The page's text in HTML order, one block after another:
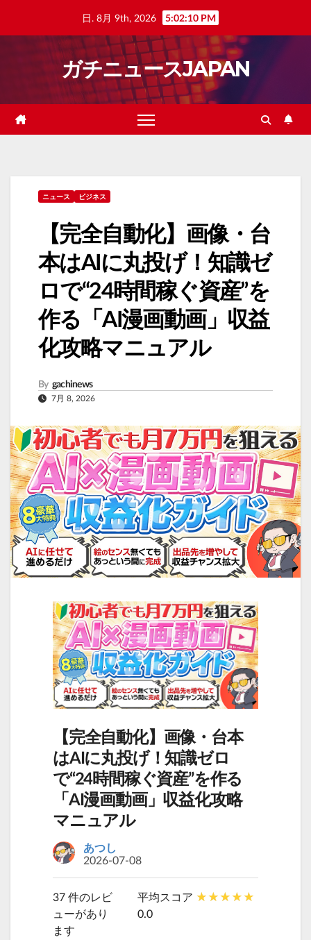
日. 8月 9th, 2026 5:02:11 PM
ガチニュースJAPAN
ニュース ビジネス
【完全自動化】画像・台
本はAIに丸投げ！知識ゼ
ロで“24時間稼ぐ資産”を
作る「AI漫画動画」収益
化攻略マニュアル
By gachinews
7月 8, 2026
【完全自動化】画像・台本
はAIに丸投げ！知識ゼロ
で“24時間稼ぐ資産”を作る
「AI漫画動画」収益化攻略
マニュアル
あつし
2026-07-08
37 件のレビ
ューがあり
ます
平均スコア
0.0